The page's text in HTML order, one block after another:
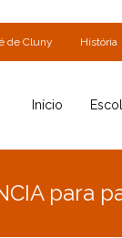
de Cluny História
Início
para